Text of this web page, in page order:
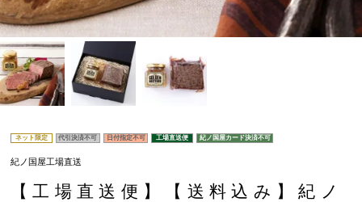
ネット限定 代引決済不可 日付指定不可 工場直送便 紀ノ国屋カード決済不可
紀ノ国屋工場直送
【工場直送便】【送料込み】紀ノ